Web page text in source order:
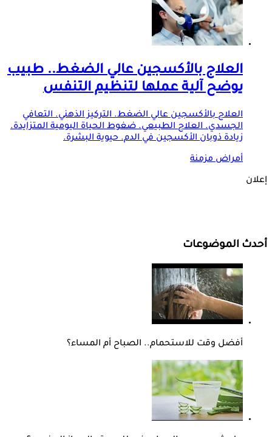
العلاج بالأكسجين عالي الضغط.. طبيب
يوضح آلية عملها لتنظيم التنفس
العلاج بالأكسجين عالي الضغط. التركيز الذهني. التعافي
الجسدي. العلاج الطبيعي. ضغوط الحياة اليومية المتزايدة.
زيادة ذوبان الأكسجين في الدم. حيوية البشرة.
أمراض مزمنة
إعلان
أحدث الموضوعات
أفضل وقت للاستحمام.. الصباح أم المساء؟